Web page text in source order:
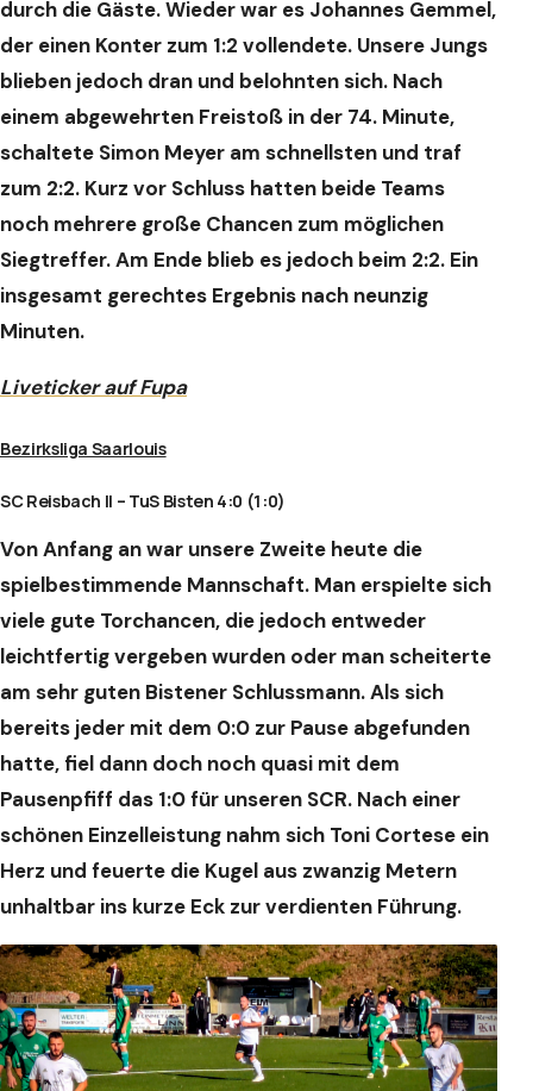
durch die Gäste. Wieder war es Johannes Gemmel,
der einen Konter zum 1:2 vollendete. Unsere Jungs
blieben jedoch dran und belohnten sich. Nach
einem abgewehrten Freistoß in der 74. Minute,
schaltete Simon Meyer am schnellsten und traf
zum 2:2. Kurz vor Schluss hatten beide Teams
noch mehrere große Chancen zum möglichen
Siegtreffer. Am Ende blieb es jedoch beim 2:2. Ein
insgesamt gerechtes Ergebnis nach neunzig
Minuten.
Liveticker auf Fupa
Bezirksliga Saarlouis
SC Reisbach II – TuS Bisten 4:0 (1:0)
Von Anfang an war unsere Zweite heute die
spielbestimmende Mannschaft. Man erspielte sich
viele gute Torchancen, die jedoch entweder
leichtfertig vergeben wurden oder man scheiterte
am sehr guten Bistener Schlussmann. Als sich
bereits jeder mit dem 0:0 zur Pause abgefunden
hatte, fiel dann doch noch quasi mit dem
Pausenpfiff das 1:0 für unseren SCR. Nach einer
schönen Einzelleistung nahm sich Toni Cortese ein
Herz und feuerte die Kugel aus zwanzig Metern
unhaltbar ins kurze Eck zur verdienten Führung.